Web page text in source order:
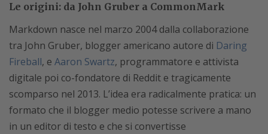
Le origini: da John Gruber a CommonMark
Markdown nasce nel marzo 2004 dalla collaborazione
tra John Gruber, blogger americano autore di Daring
Fireball, e Aaron Swartz, programmatore e attivista
digitale poi co-fondatore di Reddit e tragicamente
scomparso nel 2013. L’idea era radicalmente pratica: un
formato che il blogger medio potesse scrivere a mano
in un editor di testo e che si convertisse